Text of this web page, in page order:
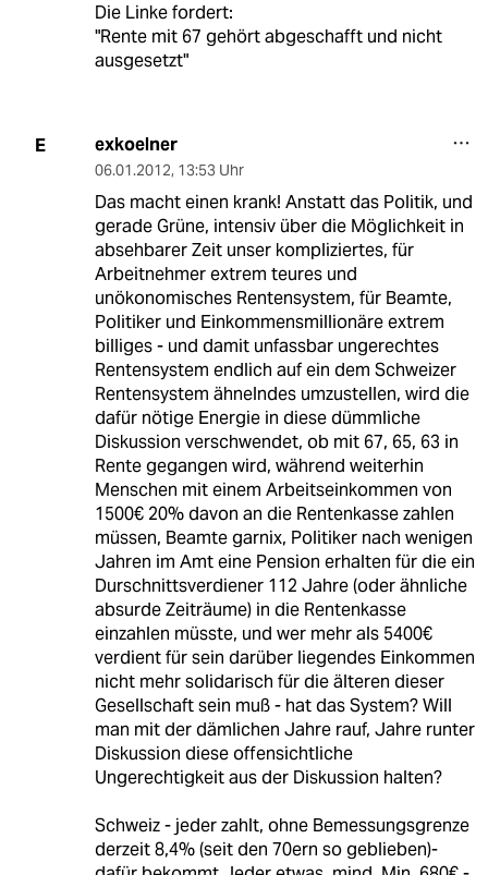
Die Linke fordert:
"Rente mit 67 gehört abgeschafft und nicht
ausgesetzt"
E exkoelner
06.01.2012, 13:53 Uhr
Das macht einen krank! Anstatt das Politik, und
gerade Grüne, intensiv über die Möglichkeit in
absehbarer Zeit unser kompliziertes, für
Arbeitnehmer extrem teures und
unökonomisches Rentensystem, für Beamte,
Politiker und Einkommensmillionäre extrem
billiges - und damit unfassbar ungerechtes
Rentensystem endlich auf ein dem Schweizer
Rentensystem ähnelndes umzustellen, wird die
dafür nötige Energie in diese dümmliche
Diskussion verschwendet, ob mit 67, 65, 63 in
Rente gegangen wird, während weiterhin
Menschen mit einem Arbeitseinkommen von
1500€ 20% davon an die Rentenkasse zahlen
müssen, Beamte garnix, Politiker nach wenigen
Jahren im Amt eine Pension erhalten für die ein
Durschnittsverdiener 112 Jahre (oder ähnliche
absurde Zeiträume) in die Rentenkasse
einzahlen müsste, und wer mehr als 5400€
verdient für sein darüber liegendes Einkommen
nicht mehr solidarisch für die älteren dieser
Gesellschaft sein muß - hat das System? Will
man mit der dämlichen Jahre rauf, Jahre runter
Diskussion diese offensichtliche
Ungerechtigkeit aus der Diskussion halten?
Schweiz - jeder zahlt, ohne Bemessungsgrenze
derzeit 8,4% (seit den 70ern so geblieben)-